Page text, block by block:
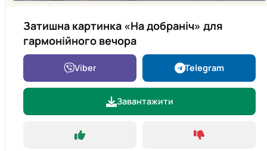
Затишна картинка «На добраніч» для
гармонійного вечора
Viber Telegram
Завантажити